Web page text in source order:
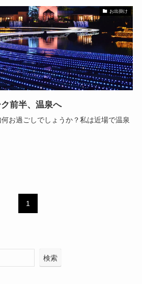
お出掛け
ク前半、温泉へ
お過ごしでしょうか？私は近場で温泉
1
検索